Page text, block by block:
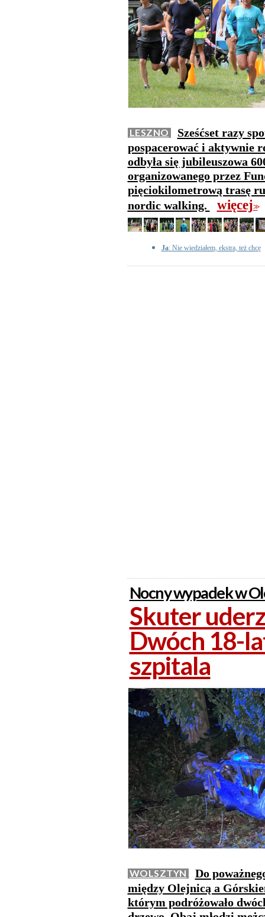
LESZNO
Sześćset razy
pospacerować i aktywnie
odbyła się jubileuszowa
organizowanego przez
pięciokilometrową trasę
nordic walking.
więcej>>
Ja: Nie wiedziałem, ekstra, też chcę
Nocny wypadek w
Skuter
Dwóch 18-
szpitala
WOLSZTYN
Do
między Olejnicą a
którym podróżowało